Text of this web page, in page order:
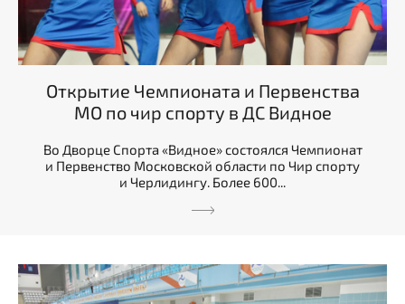
Открытие Чемпионата и Первенства
МО по чир спорту в ДС Видное
Во Дворце Спорта «Видное» состоялся Чемпионат
и Первенство Московской области по Чир спорту
и Черлидингу. Более 600...